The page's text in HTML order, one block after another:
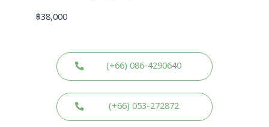
฿38,000
(+66) 086-4290640
(+66) 053-272872